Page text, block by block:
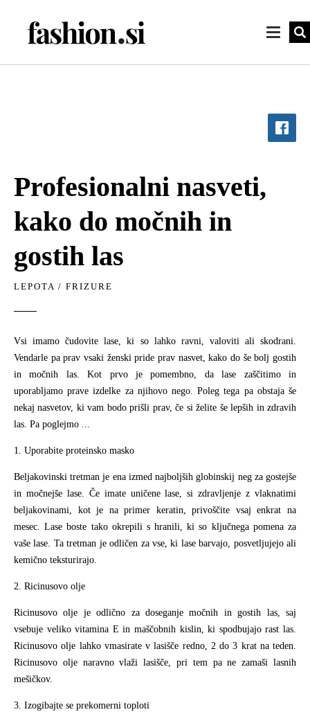
Profesionalni nasveti,
kako do močnih in
gostih las
LEPOTA / FRIZURE
Vsi imamo čudovite lase, ki so lahko ravni, valoviti ali skodrani.
Vendarle pa prav vsaki ženski pride prav nasvet, kako do še bolj gostih
in močnih las. Kot prvo je pomembno, da lase zaščitimo in
uporabljamo prave izdelke za njihovo nego. Poleg tega pa obstaja še
nekaj nasvetov, ki vam bodo prišli prav, če si želite še lepših in zdravih
las. Pa poglejmo ...
1. Uporabite proteinsko masko
Beljakovinski tretman je ena izmed najboljših globinskij neg za gostejše
in močnejše lase. Če imate uničene lase, si zdravljenje z vlaknatimi
beljakovinami, kot je na primer keratin, privoščite vsaj enkrat na
mesec. Lase boste tako okrepili s hranili, ki so ključnega pomena za
vaše lase. Ta tretman je odličen za vse, ki lase barvajo, posvetljujejo ali
kemično teksturirajo.
2. Ricinusovo olje
Ricinusovo olje je odlično za doseganje močnih in gostih las, saj
vsebuje veliko vitamina E in maščobnih kislin, ki spodbujajo rast las.
Ricinusovo olje lahko vmasirate v lasišče redno, 2 do 3 krat na teden.
Ricinusovo olje naravno vlaži lasišče, pri tem pa ne zamaši lasnih
mešičkov.
3. Izogibajte se prekomerni toploti